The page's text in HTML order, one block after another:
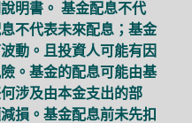
明書。 基金配息不代
不代表未來配息；基金
動。且投資人可能有因
。基金的配息可能由基
涉及由本金支出的部
損。基金配息前未先扣